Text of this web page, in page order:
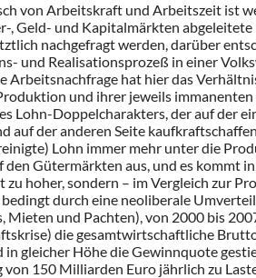
von Arbeitskraft und Arbeitszeit ist
, Geld- und Kapitalmärkten
nachgefragt werden, darüber
und Realisationsprozeß in einer
Arbeitsnachfrage hat hier das
und ihrer jeweils
Lohn-Doppelcharakters, der auf der
auf der anderen Seite
Lohn immer mehr unter die
den Gütermärkten aus, und es kommt
zu hoher, sondern – im Vergleich zur
durch eine neoliberale
Mieten und Pachten), von 2000 bis
die gesamtwirtschaftliche
in gleicher Höhe die Gewinnquote
150 Milliarden Euro jährlich zu